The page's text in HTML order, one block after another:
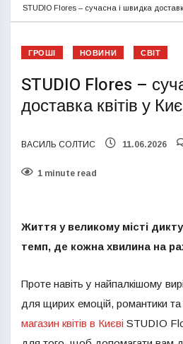
STUDIO Flores – сучасна і швидка
ГРОШІ НОВИНИ СВІТ
STUDIO Flores –
доставка квітів у
ВАСИЛЬ СОЛТИС 11.06.2026
1 minute read
Життя у великому місті
темп, де кожна хвилина на
Проте навіть у найпалкішому
для щирих емоцій, романтики
магазин квітів в Києві STUDIO